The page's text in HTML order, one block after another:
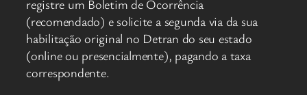
registre um Boletim de Ocorrência
(recomendado) e solicite a segunda via da sua
habilitação original no Detran do seu estado
(online ou presencialmente), pagando a taxa
correspondente.